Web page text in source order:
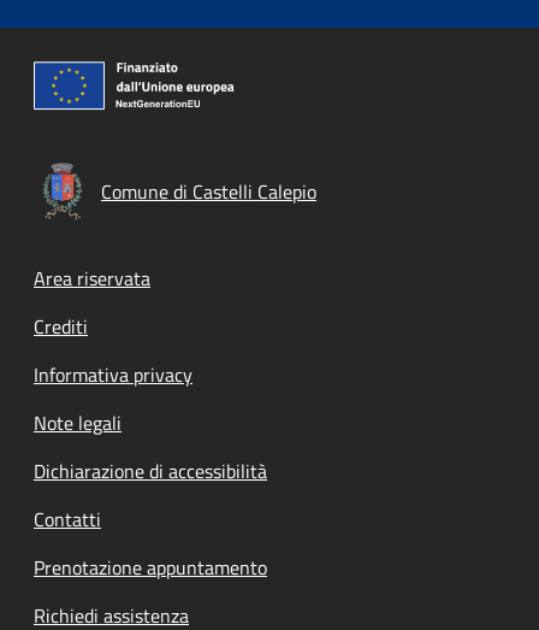
Comune di Castelli Calepio
Footer menu
Area riservata
Crediti
Informativa privacy
Note legali
Dichiarazione di accessibilità
Contatti
Prenotazione appuntamento
Richiedi assistenza